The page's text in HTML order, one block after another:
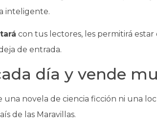
inteligente.
con tus lectores, les permitirá estar
de entrada.
día y vende
novela de ciencia ficción ni una
de las Maravillas.